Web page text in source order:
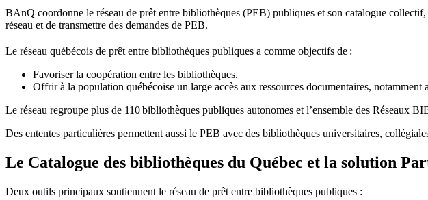
BAnQ coordonne le réseau de prêt entre bibliothèques (PEB) publiques et son catalogue
réseau et de transmettre des demandes de PEB.
Le réseau québécois de prêt entre bibliothèques publiques a comme objectifs de :
Favoriser la coopération entre les bibliothèques.
Offrir à la population québécoise un large accès aux ressources documentaires,
Le réseau regroupe plus de 110bibliothèques publiques autonomes et l’ensemble des Réseaux
Des ententes particulières permettent aussi le PEB avec des bibliothèques universitaires,
Le Catalogue des bibliothèques du Québec et la solution
Deux outils principaux soutiennent le réseau de prêt entre bibliothèques publiques :